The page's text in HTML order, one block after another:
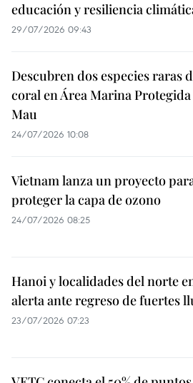
educación y resiliencia
29/07/2026 09:43
Descubren dos especies raras
coral en Área Marina Protegida
Mau
24/07/2026 10:08
Vietnam lanza un proyecto
proteger la capa de ozono
24/07/2026 08:25
Hanoi y localidades del norte
alerta ante regreso de fuertes
23/07/2026 07:23